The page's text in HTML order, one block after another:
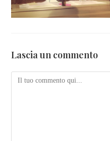
Lascia un commento